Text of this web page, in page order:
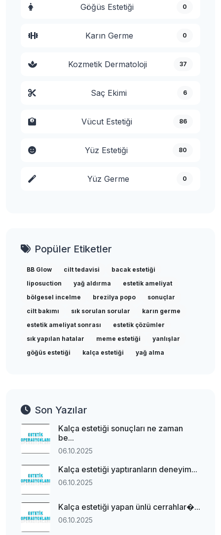
Göğüs Estetiği 0
Karın Germe 0
Kozmetik Dermatoloji 37
Saç Ekimi 6
Vücut Estetiği 86
Yüz Estetiği 80
Yüz Germe 0
Popüler Etiketler
BB Glow cilt tedavisi
bacak estetiği
liposuction
yağ aldırma
estetik ameliyat
bölgesel incelme
brezilya popo
sonuçlar
cilt bakımı
sık sorulan sorular
karın germe
estetik ameliyat sonrası
estetik çözümler
sık yapılan hatalar
meme estetiği
yanlışlar
göğüs estetiği
kalça estetiği yağ alma
Son Yazılar
Kalça estetiği sonuçları ne zaman
be...
06.10.2025
Kalça estetiği yaptıranların deneyim...
06.10.2025
Kalça estetiği yapan ünlü cerrahlar�...
06.10.2025